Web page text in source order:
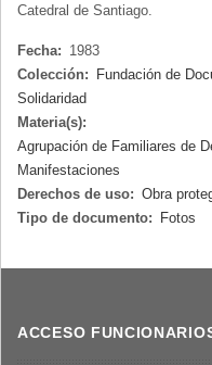
Catedral de Santiago.
Fecha: 1983
Colección:
Fundación de
Solidaridad
Materia(s):
Agrupación de Familiares de
Manifestaciones
Derechos de uso: Obra
Tipo de documento:
Fotos
ACCESO